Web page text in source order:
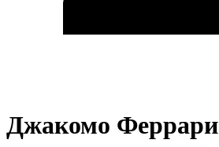
Джакомо Феррари